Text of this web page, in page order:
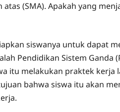
(SMA). Apakah yang
siswanya untuk dapat
Pendidikan Sistem Ganda
itu melakukan praktek kerja
bahwa siswa itu akan